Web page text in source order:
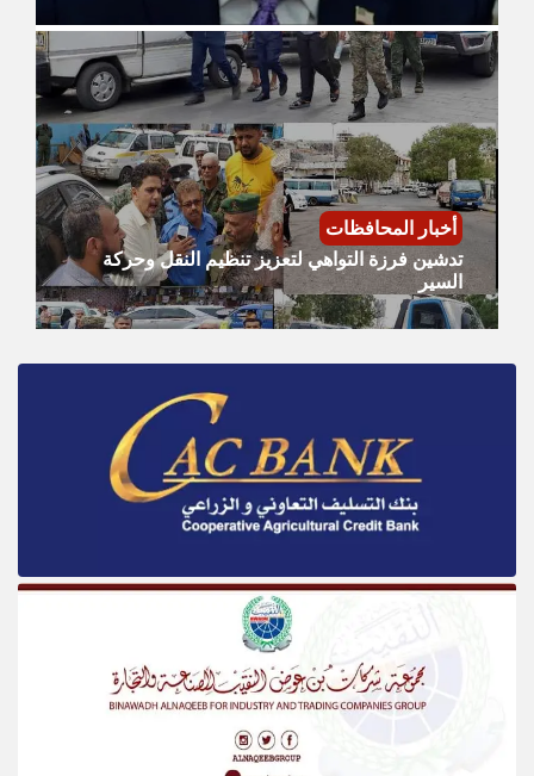
أخبار المحافظات
تدشين فرزة التواهي لتعزيز تنظيم النقل وحركة
السير